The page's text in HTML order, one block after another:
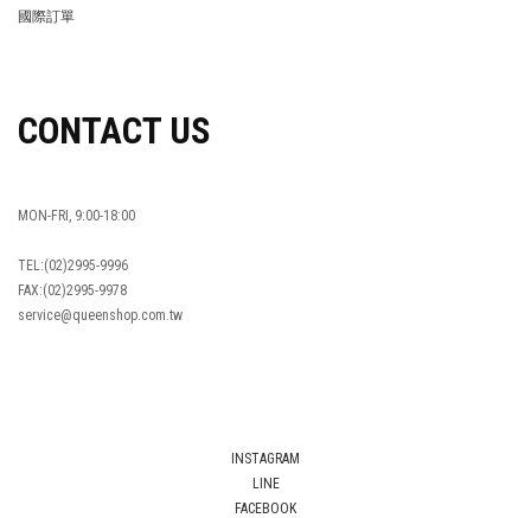
國際訂單
CONTACT US
MON-FRI, 9:00-18:00
TEL:(02)2995-9996
FAX:(02)2995-9978
service@queenshop.com.tw
INSTAGRAM
LINE
FACEBOOK